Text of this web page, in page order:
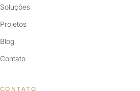
Soluções
Projetos
Blog
Contato
CONTATO